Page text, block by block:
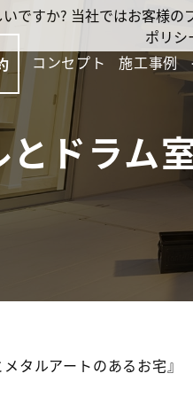
コンセプト 施工事例
ドラム
タルアートのあるお宅』
ですか? 当社ではお客様
ポリシ